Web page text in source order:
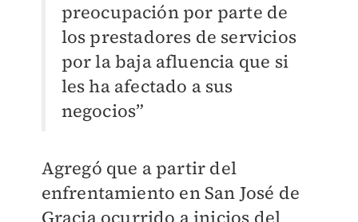
preocupación por parte de
los prestadores de servicios
por la baja afluencia que si
les ha afectado a sus
negocios”
Agregó que a partir del
enfrentamiento en San José de